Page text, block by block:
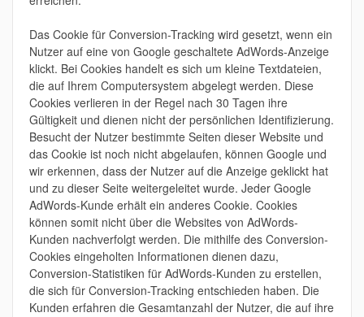
Das Cookie für Conversion-Tracking wird gesetzt, wenn ein
Nutzer auf eine von Google geschaltete AdWords-Anzeige
klickt. Bei Cookies handelt es sich um kleine Textdateien,
die auf Ihrem Computersystem abgelegt werden. Diese
Cookies verlieren in der Regel nach 30 Tagen ihre
Gültigkeit und dienen nicht der persönlichen Identifizierung.
Besucht der Nutzer bestimmte Seiten dieser Website und
das Cookie ist noch nicht abgelaufen, können Google und
wir erkennen, dass der Nutzer auf die Anzeige geklickt hat
und zu dieser Seite weitergeleitet wurde. Jeder Google
AdWords-Kunde erhält ein anderes Cookie. Cookies
können somit nicht über die Websites von AdWords-
Kunden nachverfolgt werden. Die mithilfe des Conversion-
Cookies eingeholten Informationen dienen dazu,
Conversion-Statistiken für AdWords-Kunden zu erstellen,
die sich für Conversion-Tracking entschieden haben. Die
Kunden erfahren die Gesamtanzahl der Nutzer, die auf ihre